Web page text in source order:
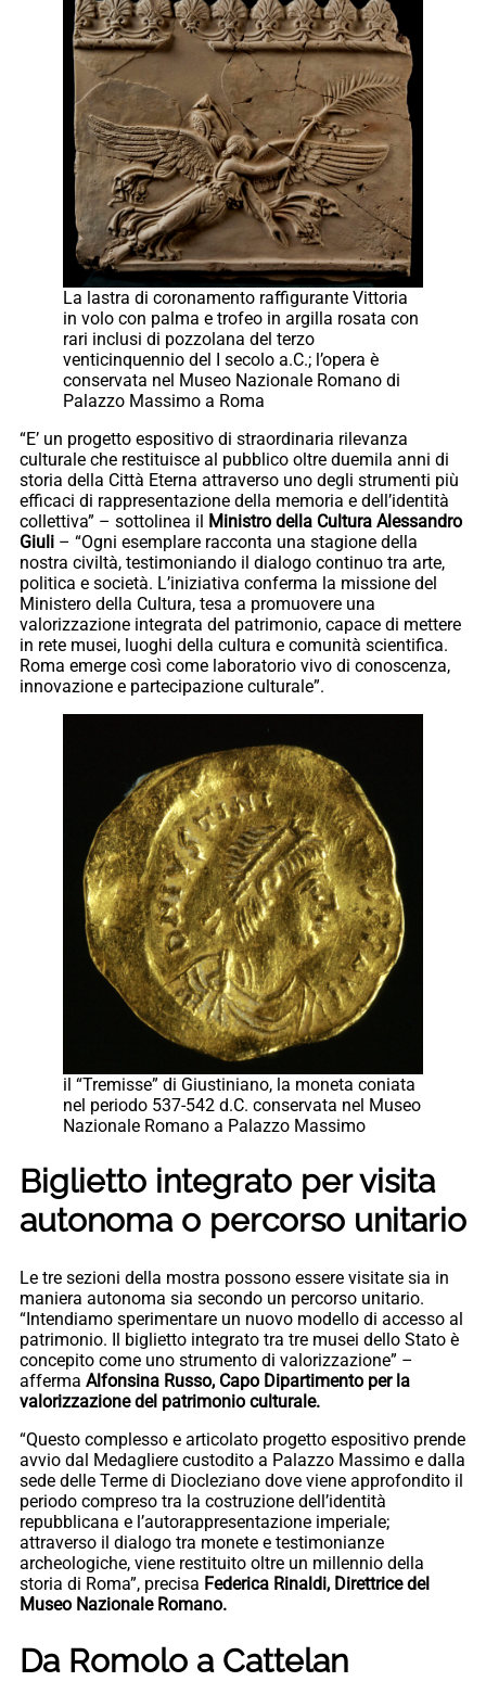
La lastra di coronamento raffigurante Vittoria
in volo con palma e trofeo in argilla rosata con
rari inclusi di pozzolana del terzo
venticinquennio del I secolo a.C.; l’opera è
conservata nel Museo Nazionale Romano di
Palazzo Massimo a Roma
“E’ un progetto espositivo di straordinaria rilevanza
culturale che restituisce al pubblico oltre duemila anni di
storia della Città Eterna attraverso uno degli strumenti più
efficaci di rappresentazione della memoria e dell’identità
collettiva” – sottolinea il Ministro della Cultura Alessandro
Giuli – “Ogni esemplare racconta una stagione della
nostra civiltà, testimoniando il dialogo continuo tra arte,
politica e società. L’iniziativa conferma la missione del
Ministero della Cultura, tesa a promuovere una
valorizzazione integrata del patrimonio, capace di mettere
in rete musei, luoghi della cultura e comunità scientifica.
Roma emerge così come laboratorio vivo di conoscenza,
innovazione e partecipazione culturale”.
il “Tremisse” di Giustiniano, la moneta coniata
nel periodo 537-542 d.C. conservata nel Museo
Nazionale Romano a Palazzo Massimo
Biglietto integrato per visita
autonoma o percorso unitario
Le tre sezioni della mostra possono essere visitate sia in
maniera autonoma sia secondo un percorso unitario.
“Intendiamo sperimentare un nuovo modello di accesso al
patrimonio. Il biglietto integrato tra tre musei dello Stato è
concepito come uno strumento di valorizzazione” –
afferma Alfonsina Russo, Capo Dipartimento per la
valorizzazione del patrimonio culturale.
“Questo complesso e articolato progetto espositivo prende
avvio dal Medagliere custodito a Palazzo Massimo e dalla
sede delle Terme di Diocleziano dove viene approfondito il
periodo compreso tra la costruzione dell’identità
repubblicana e l’autorappresentazione imperiale;
attraverso il dialogo tra monete e testimonianze
archeologiche, viene restituito oltre un millennio della
storia di Roma”, precisa Federica Rinaldi, Direttrice del
Museo Nazionale Romano.
Da Romolo a Cattelan